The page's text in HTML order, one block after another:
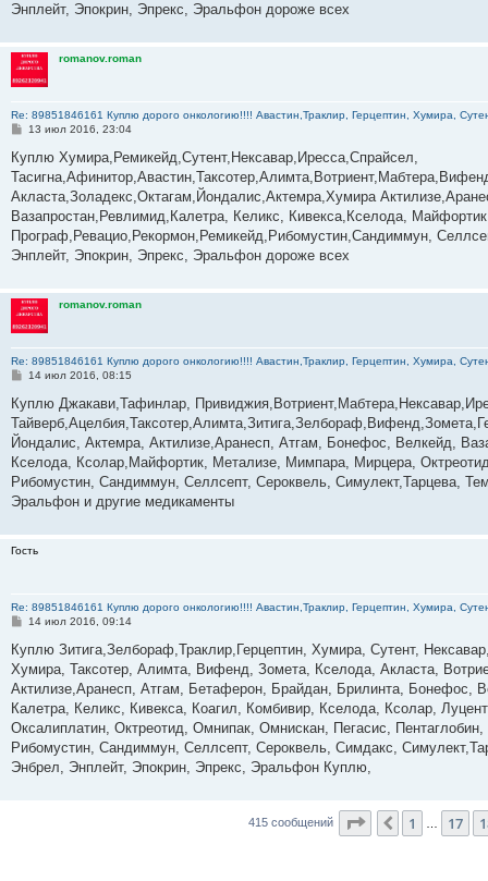
Энплейт, Эпокрин, Эпрекс, Эральфон дороже всех
romanov.roman
Re: 89851846161 Куплю дорого онкологию!!!! Авастин,Траклир, Герцептин, Хумира,
С
о
б
щ
е
и
е
13 июл 2016, 23:04
Куплю Хумира,Ремикейд,Сутент,Нексавар,Иресса,Спрайсел,
Акласта,Золадекс,Октагам,Йондалис,Актемра,Хумира
Вазапростан,Ревлимид,Калетра, Келикс, Кивекса,Кселода,
Програф,Ревацио,Рекормон,Ремикейд,Рибомустин,Сандиммун,
Энплейт, Эпокрин, Эпрекс, Эральфон дороже всех
romanov.roman
Re: 89851846161 Куплю дорого онкологию!!!! Авастин,Траклир, Герцептин, Хумира,
С
о
б
щ
е
и
е
14 июл 2016, 08:15
Куплю Джакави,Тафинлар,
Йондалис, Актемра, Актилизе,Аранесп, Атгам, Бонефос, Велкейд,
Кселода, Ксолар,Майфортик, Метализе, Мимпара, Мирцера,
Рибомустин, Сандиммун, Селлсепт, Сероквель, Симулект,Тарцева,
Эральфон и другие медикаменты
Гость
Re: 89851846161 Куплю дорого онкологию!!!! Авастин,Траклир, Герцептин, Хумира,
С
о
б
щ
е
и
е
14 июл 2016, 09:14
Куплю Зитига,Зелбораф,Траклир,Герцептин, Хумира, Сутент,
Хумира, Таксотер, Алимта, Вифенд, Зомета, Кселода, Акласта,
Актилизе,Аранесп, Атгам, Бетаферон, Брайдан, Брилинта, Бонефос,
Калетра, Келикс, Кивекса, Коагил, Комбивир, Кселода, Ксолар,
Оксалиплатин, Октреотид, Омнипак, Омнискан, Пегасис,
Рибомустин, Сандиммун, Селлсепт, Сероквель, Симдакс,
Энбрел, Энплейт, Эпокрин, Эпрекс, Эральфон Куплю,
415 сообщений Страница 19из
Пред.
1 17